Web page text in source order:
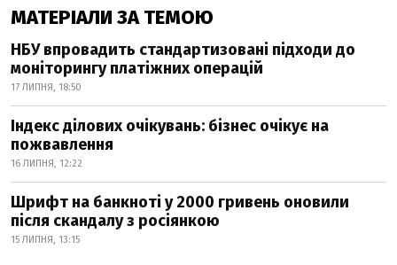
МАТЕРІАЛИ ЗА ТЕМОЮ
НБУ впровадить стандартизовані підходи до
моніторингу платіжних операцій
17 ЛИПНЯ, 18:50
Індекс ділових очікувань: бізнес очікує на
пожвавлення
16 ЛИПНЯ, 12:22
Шрифт на банкноті у 2000 гривень оновили
після скандалу з росіянкою
15 ЛИПНЯ, 13:15